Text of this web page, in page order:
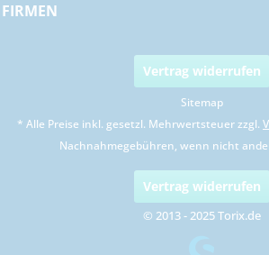
FIRMEN
Vertrag widerrufen
Sitemap
* Alle Preise inkl. gesetzl. Mehrwertsteuer zzgl.
Nachnahmegebühren, wenn nicht
Vertrag widerrufen
© 2013 - 2025 Torix.de